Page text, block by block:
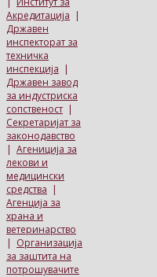
Акредитација |
Државен
инспекторат за
техничка
инспекција |
Државен завод
за индустриска
сопственост |
Секретаријат за
законодавство
| Агениција за
лекови и
медицински
средства |
Агенција за
храна и
ветеринарство
| Организација
за заштита на
потрошувачите